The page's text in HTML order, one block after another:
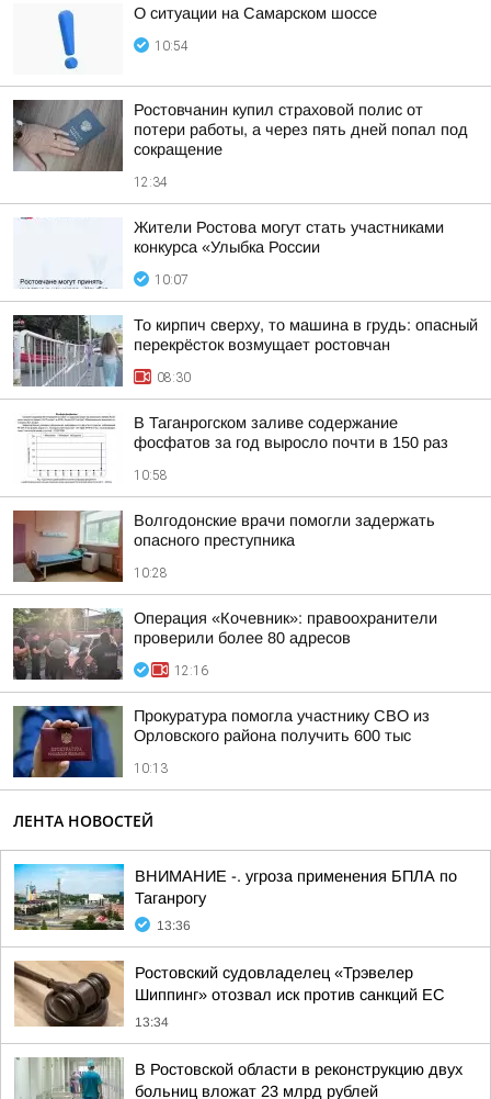
О ситуации на Самарском шоссе
10:54
Ростовчанин купил страховой полис от
потери работы, а через пять дней попал под
сокращение
12:34
Жители Ростова могут стать участниками
конкурса «Улыбка России
10:07
То кирпич сверху, то машина в грудь: опасный
перекрёсток возмущает ростовчан
08:30
В Таганрогском заливе содержание
фосфатов за год выросло почти в 150 раз
10:58
Волгодонские врачи помогли задержать
опасного преступника
10:28
Операция «Кочевник»: правоохранители
проверили более 80 адресов
12:16
Прокуратура помогла участнику СВО из
Орловского района получить 600 тыс
10:13
ЛЕНТА НОВОСТЕЙ
ВНИМАНИЕ -. угроза применения БПЛА по
Таганрогу
13:36
Ростовский судовладелец «Трэвелер
Шиппинг» отозвал иск против санкций ЕС
13:34
В Ростовской области в реконструкцию двух
больниц вложат 23 млрд рублей